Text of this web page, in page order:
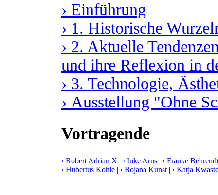
› Einführung
› 1. Historische
› 2. Aktuelle
und ihre Reflexion in
› 3. Technologie,
› Ausstellung "Ohne
Vortragende
› Robert Adrian X | › Inke Arns | › Frauke Behrendt
› Hubertus Kohle | › Bojana Kunst | › Katja